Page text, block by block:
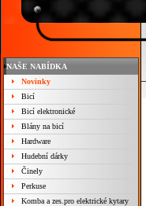
NAŠE NABÍDKA
Novinky
Bicí
Bicí elektronické
Blány na bicí
Hardware
Hudební dárky
Činely
Perkuse
Komba a zes.pro elektrické kytary